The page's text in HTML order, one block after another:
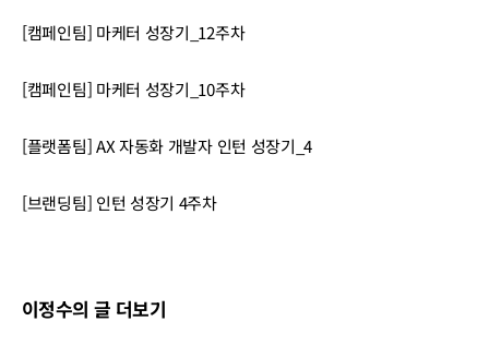
이정수의 글 더보기
[캠페인팀] 마케터 성장기_12주차
[캠페인팀] 마케터 성장기_10주차
[플랫폼팀] AX 자동화 개발자 인턴 성장기_4
[브랜딩팀] 인턴 성장기 4주차